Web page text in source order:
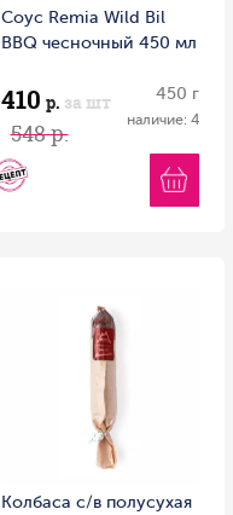
Соус Remia Wild Bil
BBQ чесночный 450 мл
410 р. за шт
548 р.
450 г
наличие: 4
Колбаса с/в полусухая